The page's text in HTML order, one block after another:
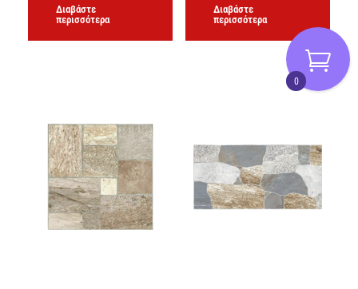
Διαβάστε
περισσότερα
Διαβάστε
περισσότερα
0